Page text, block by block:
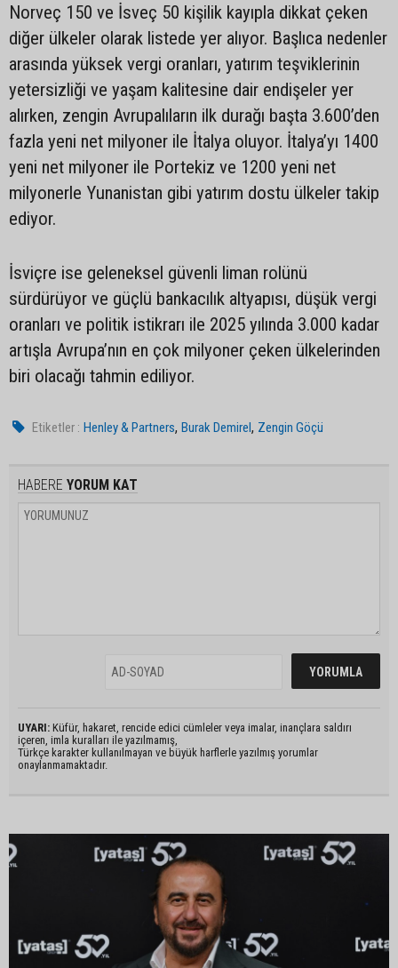
Norveç 150 ve İsveç 50 kişilik kayıpla dikkat çeken
diğer ülkeler olarak listede yer alıyor. Başlıca nedenler
arasında yüksek vergi oranları, yatırım teşviklerinin
yetersizliği ve yaşam kalitesine dair endişeler yer
alırken, zengin Avrupalıların ilk durağı başta 3.600’den
fazla yeni net milyoner ile İtalya oluyor. İtalya’yı 1400
yeni net milyoner ile Portekiz ve 1200 yeni net
milyonerle Yunanistan gibi yatırım dostu ülkeler takip
ediyor.
İsviçre ise geleneksel güvenli liman rolünü
sürdürüyor ve güçlü bankacılık altyapısı, düşük vergi
oranları ve politik istikrarı ile 2025 yılında 3.000 kadar
artışla Avrupa’nın en çok milyoner çeken ülkelerinden
biri olacağı tahmin ediliyor.
Etiketler : Henley & Partners,Burak Demirel, Zengin Göçü
HABERE YORUM KAT
UYARI: Küfür, hakaret, rencide edici cümleler veya imalar, inançlara saldırı
içeren, imla kuralları ile yazılmamış,
Türkçe karakter kullanılmayan ve büyük harflerle yazılmış yorumlar
onaylanmamaktadır.